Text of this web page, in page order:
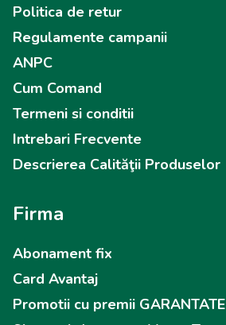
Politica de retur
Regulamente campanii
ANPC
Cum Comand
Termeni si conditii
Intrebari Frecvente
Descrierea Calităţii Produselor
Firma
Abonament fix
Card Avantaj
Promotii cu premii GARANTATE